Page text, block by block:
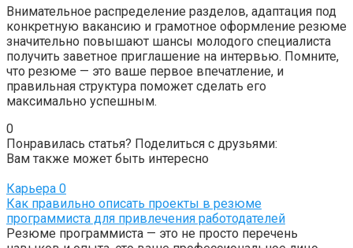
Внимательное распределение разделов, адаптация под
конкретную вакансию и грамотное оформление резюме
значительно повышают шансы молодого специалиста
получить заветное приглашение на интервью. Помните,
что резюме — это ваше первое впечатление, и
правильная структура поможет сделать его
максимально успешным.
0
Понравилась статья? Поделиться с друзьями:
Вам также может быть интересно
Карьера 0
Как правильно описать проекты в резюме
программиста для привлечения работодателей
Резюме программиста — это не просто перечень